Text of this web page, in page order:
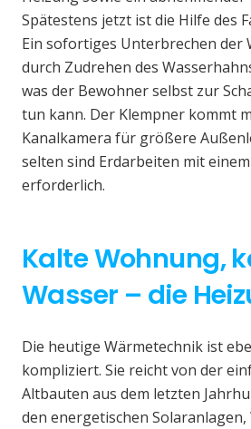
Spätestens jetzt ist die Hilfe des
Ein sofortiges Unterbrechen der
durch Zudrehen des
was der Bewohner selbst zur
tun kann. Der Klempner kommt
Kanalkamera für größere
selten sind Erdarbeiten mit
erforderlich.
Kalte Wohnung,
Wasser – die
Die heutige Wärmetechnik ist
kompliziert. Sie reicht von der
Altbauten aus dem letzten
den energetischen